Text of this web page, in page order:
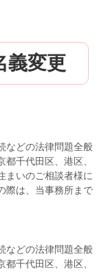
義変更
などの法律問題全般
千代田区、港区、
まいのご相談者様に
際は、当事務所まで
などの法律問題全般
千代田区、港区、